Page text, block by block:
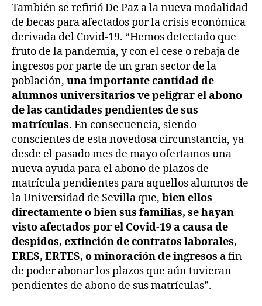
También se refirió De Paz a la nueva modalidad
de becas para afectados por la crisis económica
derivada del Covid-19. “Hemos detectado que
fruto de la pandemia, y con el cese o rebaja de
ingresos por parte de un gran sector de la
población, una importante cantidad de
alumnos universitarios ve peligrar el abono
de las cantidades pendientes de sus
matrículas. En consecuencia, siendo
conscientes de esta novedosa circunstancia, ya
desde el pasado mes de mayo ofertamos una
nueva ayuda para el abono de plazos de
matrícula pendientes para aquellos alumnos de
la Universidad de Sevilla que, bien ellos
directamente o bien sus familias, se hayan
visto afectados por el Covid-19 a causa de
despidos, extinción de contratos laborales,
ERES, ERTES, o minoración de ingresos a fin
de poder abonar los plazos que aún tuvieran
pendientes de abono de sus matrículas”.